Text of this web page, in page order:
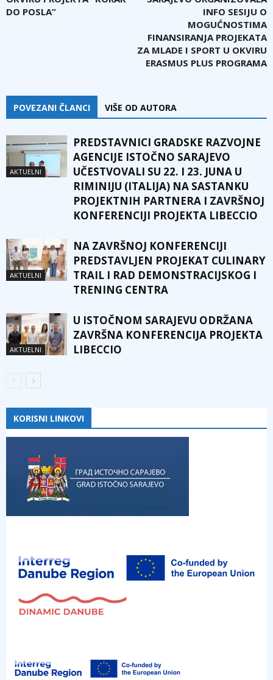
DO POSLA”
INFO SESIJU O
MOGUĆNOSTIMA
FINANSIRANJA PROJEKATA
ZA MLADE I SPORT U OKVIRU
ERASMUS PLUS PROGRAMA
POVEZANI ČLANCI VIŠE OD AUTORA
AKTUELNI
PREDSTAVNICI GRADSKE RAZVOJNE
AGENCIJE ISTOČNO SARAJEVO
UČESTVOVALI SU 22. I 23. JUNA U
RIMINIJU (ITALIJA) NA SASTANKU
PROJEKTNIH PARTNERA I ZAVRŠNOJ
KONFERENCIJI PROJEKTA LIBECCIO
AKTUELNI
NA ZAVRŠNOJ KONFERENCIJI
PREDSTAVLJEN PROJEKAT CULINARY
TRAIL I RAD DEMONSTRACIJSKOG I
TRENING CENTRA
AKTUELNI
U ISTOČNOM SARAJEVU ODRŽANA
ZAVRŠNA KONFERENCIJA PROJEKTA
LIBECCIO
KORISNI LINKOVI